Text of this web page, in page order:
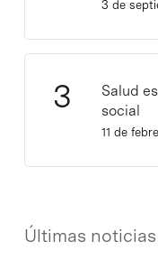
3 de
Salud
social
11 de
Últimas noticias